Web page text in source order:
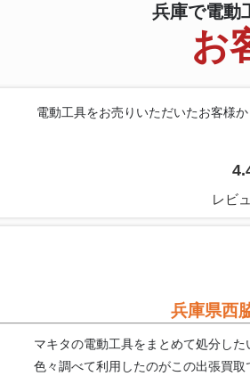
兵庫で電動
お
電動工具をお売りいただいたお客様
レビ
兵庫県西
マキタの電動工具をまとめて処分し
色々調べて利用したのがこの出張買